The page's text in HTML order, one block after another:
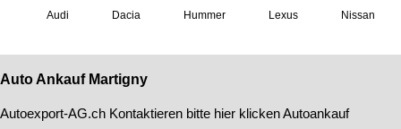
Auto Ankauf Martigny
Autoexport-AG.ch Kontaktieren bitte hier klickenAutoankauf